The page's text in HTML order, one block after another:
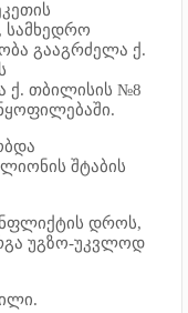
სამხედრო
გააგრძელა ქ.
ქ. თბილისის №8
შტაბის
დროს,
უგზო-უკვლოდ